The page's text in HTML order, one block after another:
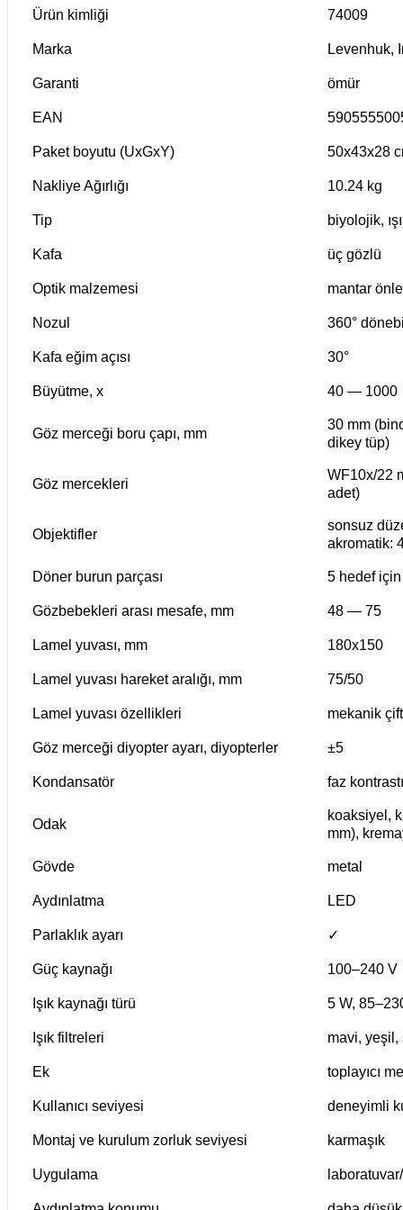
Ürün kimliği 74009
Marka Levenhuk,
Garanti ömür
EAN
Paket boyutu (UxGxY) 50x43x28
Nakliye Ağırlığı 10.24 kg
Tip biyolojik,
Kafa üç gözlü
Optik malzemesi mantar
Nozul 360°
Kafa eğim açısı 30°
Büyütme, x 40 — 1000
Göz merceği boru çapı, mm
30 mm
dikey tüp)
Göz mercekleri
WF10x/22
adet)
Objektifler
sonsuz
akromatik:
Döner burun parçası 5 hedef için
Gözbebekleri arası mesafe, mm 48 — 75
Lamel yuvası, mm 180x150
Lamel yuvası hareket aralığı, mm 75/50
Lamel yuvası özellikleri mekanik
Göz merceği diyopter ayarı, diyopterler ±5
Kondansatör faz
Odak
koaksiyel,
mm),
Gövde metal
Aydınlatma LED
Parlaklık ayarı ✓
Güç kaynağı 100–240 V
Işık kaynağı türü 5 W,
Işık filtreleri mavi, yeşil,
Ek toplayıcı
Kullanıcı seviyesi deneyimli
Montaj ve kurulum zorluk seviyesi karmaşık
Uygulama